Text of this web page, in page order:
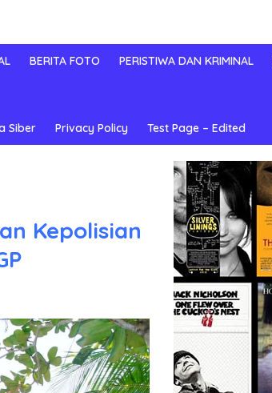
BERITA FOTO PERISTIWA DAN KRIMINAL
Siber Privacy Policy Test Page – Edited
Kepolisian